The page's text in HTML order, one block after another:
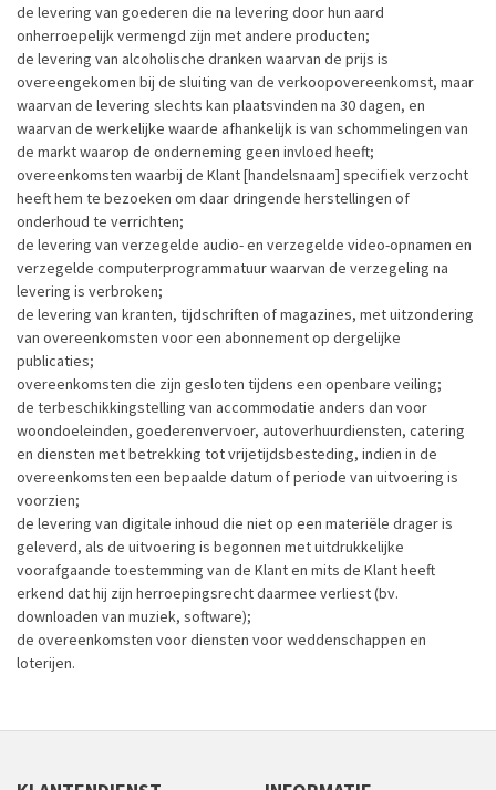
de levering van goederen die na levering door hun aard
onherroepelijk vermengd zijn met andere producten;
de levering van alcoholische dranken waarvan de prijs is
overeengekomen bij de sluiting van de verkoopovereenkomst, maar
waarvan de levering slechts kan plaatsvinden na 30 dagen, en
waarvan de werkelijke waarde afhankelijk is van schommelingen van
de markt waarop de onderneming geen invloed heeft;
overeenkomsten waarbij de Klant [handelsnaam] specifiek verzocht
heeft hem te bezoeken om daar dringende herstellingen of
onderhoud te verrichten;
de levering van verzegelde audio- en verzegelde video-opnamen en
verzegelde computerprogrammatuur waarvan de verzegeling na
levering is verbroken;
de levering van kranten, tijdschriften of magazines, met uitzondering
van overeenkomsten voor een abonnement op dergelijke
publicaties;
overeenkomsten die zijn gesloten tijdens een openbare veiling;
de terbeschikkingstelling van accommodatie anders dan voor
woondoeleinden, goederenvervoer, autoverhuurdiensten, catering
en diensten met betrekking tot vrijetijdsbesteding, indien in de
overeenkomsten een bepaalde datum of periode van uitvoering is
voorzien;
de levering van digitale inhoud die niet op een materiële drager is
geleverd, als de uitvoering is begonnen met uitdrukkelijke
voorafgaande toestemming van de Klant en mits de Klant heeft
erkend dat hij zijn herroepingsrecht daarmee verliest (bv.
downloaden van muziek, software);
de overeenkomsten voor diensten voor weddenschappen en
loterijen.